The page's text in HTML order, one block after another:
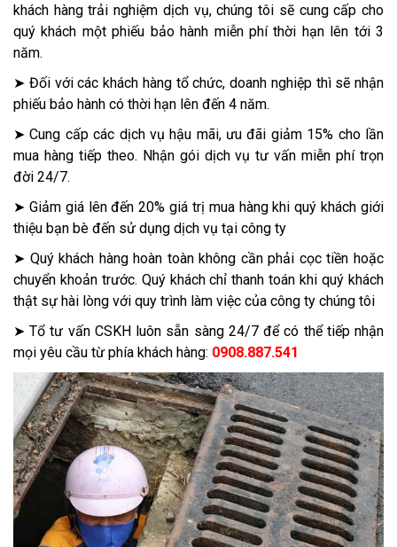
khách hàng trải nghiệm dịch vụ, chúng tôi sẽ cung cấp cho
quý khách một phiếu bảo hành miễn phí thời hạn lên tới 3
năm.
➤ Đối với các khách hàng tổ chức, doanh nghiệp thì sẽ nhận
phiếu bảo hành có thời hạn lên đến 4 năm.
➤ Cung cấp các dịch vụ hậu mãi, ưu đãi giảm 15% cho lần
mua hàng tiếp theo. Nhận gói dịch vụ tư vấn miễn phí trọn
đời 24/7.
➤ Giảm giá lên đến 20% giá trị mua hàng khi quý khách giới
thiệu bạn bè đến sử dụng dịch vụ tại công ty
➤ Quý khách hàng hoàn toàn không cần phải cọc tiền hoặc
chuyển khoản trước. Quý khách chỉ thanh toán khi quý khách
thật sự hài lòng với quy trình làm việc của công ty chúng tôi
➤ Tổ tư vấn CSKH luôn sẵn sàng 24/7 để có thể tiếp nhận
mọi yêu cầu từ phía khách hàng: 0908.887.541